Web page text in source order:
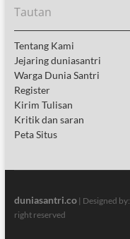
Tautan
Tentang Kami
Jejaring duniasantri
Warga Dunia Santri
Register
Kirim Tulisan
Kritik dan saran
Peta Situs
duniasantri.co| Designed by:
right reserved